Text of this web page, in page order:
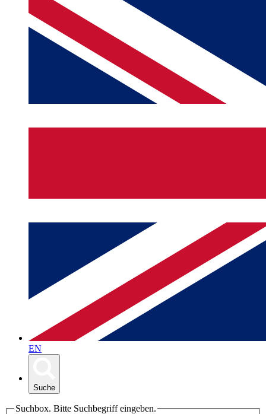
EN
Suche
Suchbox. Bitte Suchbegriff eingeben.